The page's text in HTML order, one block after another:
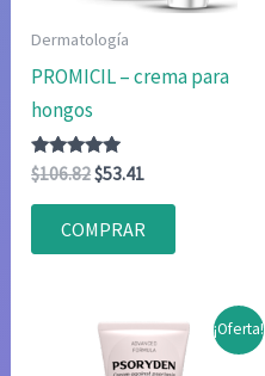
Dermatología
PROMICIL – crema para
hongos
Valorado
con
4.80
de 5
$106.82El
original
era:
$53.41El
es:
COMPRAR
¡Oferta!